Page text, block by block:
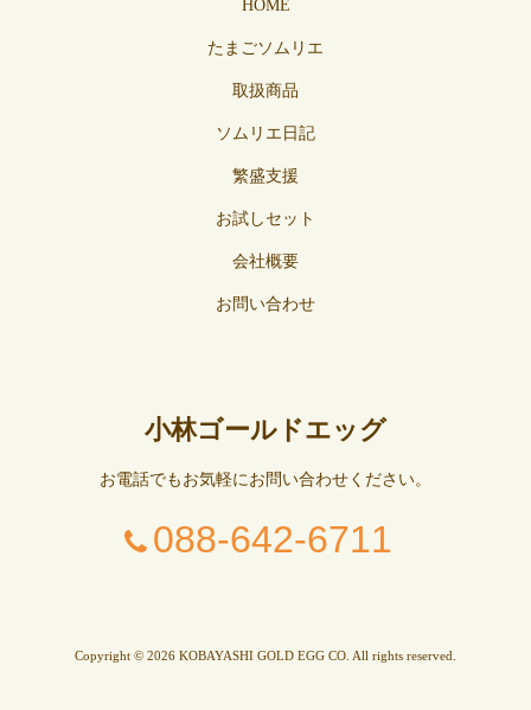
HOME
たまごソムリエ
取扱商品
ソムリエ日記
繁盛支援
お試しセット
会社概要
お問い合わせ
小林ゴールドエッグ
お電話でもお気軽にお問い合わせください。
088-642-6711
Copyright © 2026 KOBAYASHI GOLD EGG CO. All rights reserved.